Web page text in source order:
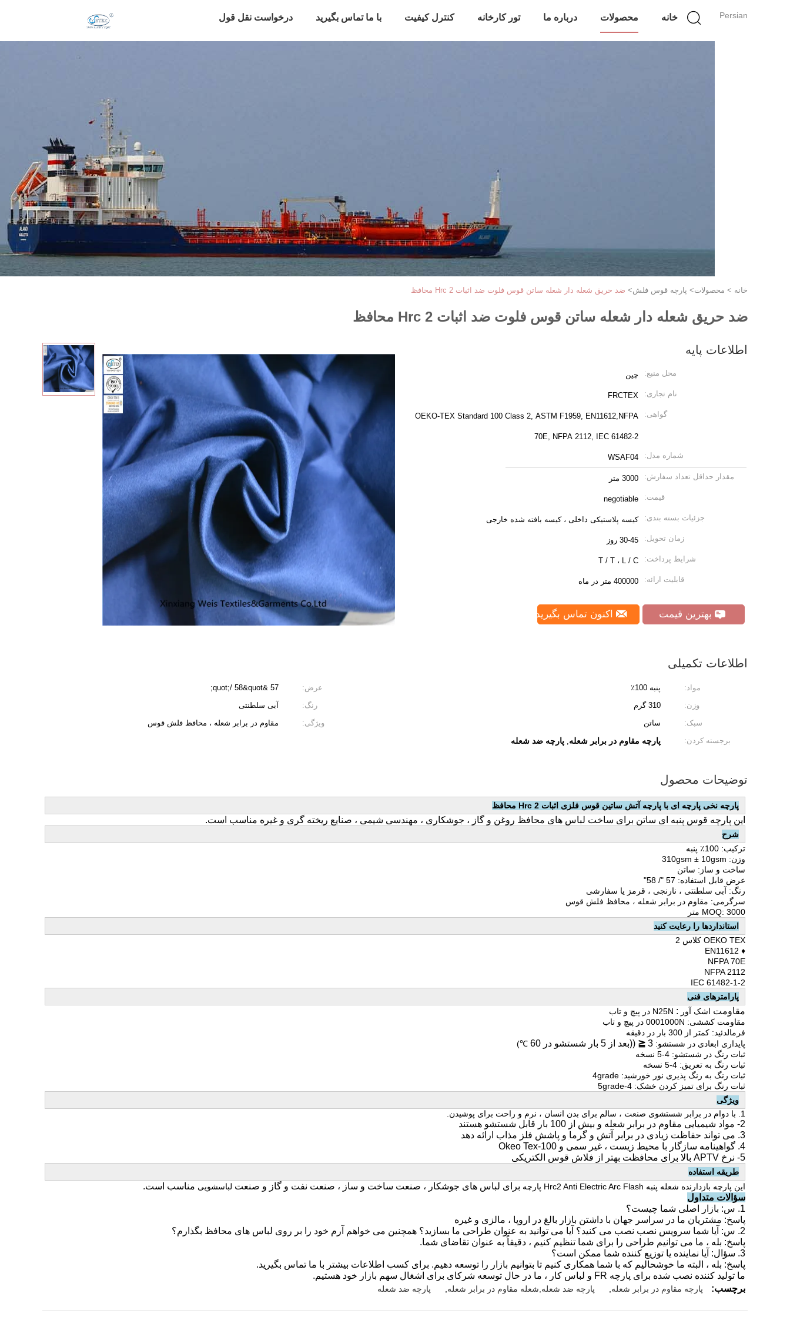
Persian خانه محصولات درباره ما تور کارخانه کنترل کیفیت با ما تماس بگیرید درخواست نقل قول
خانه > محصولات> پارچه قوس فلش> ضد حریق شعله دار شعله ساتن قوس فلوت ضد اثبات Hrc 2 محافظ
ضد حریق شعله دار شعله ساتن قوس فلوت ضد اثبات Hrc 2 محافظ
اطلاعات پایه
محل منبع: چين
نام تجاری: FRCTEX
گواهی: OEKO-TEX Standard 100 Class 2, ASTM F1959, EN11612,NFPA
70E, NFPA 2112, IEC 61482-2
شماره مدل: WSAF04
مقدار حداقل تعداد سفارش: 3000 متر
قیمت: negotiable
جزئیات بسته بندی: کیسه پلاستیکی داخلی ، کیسه بافته شده خارجی
زمان تحویل: 30-45 روز
شرایط پرداخت: T / T ، L / C
قابلیت ارائه: 400000 متر در ماه
بهترین قیمت اکنون تماس بگیرید
اطلاعات تکمیلی
مواد: پنبه 100٪ عرض:
57 &quot;/ 58&quot;
وزن:
310 گرم رنگ:
آبی سلطنتی
سبک:
ساتن ویژگی:
مقاوم در برابر شعله ، محافظ فلش قوس
برجسته کردن:
پارچه مقاوم در برابر شعله, پارچه ضد شعله
توضیحات محصول
پارچه نخی پارچه ای با پارچه آتش ساتین قوس فلزی اثبات Hrc 2 محافظ
این پارچه قوس پنبه ای ساتن برای ساخت لباس های محافظ روغن و گاز ، جوشکاری ، مهندسی شیمی ، صنایع ریخته گری و غیره مناسب است.
شرح
ترکیب: 100٪ پنبه
وزن: 310gsm ± 10gsm
ساخت و ساز: ساتن
عرض قابل استفاده: 57 "/ 58"
رنگ: آبی سلطنتی ، نارنجی ، قرمز یا سفارشی
سرگرمی: مقاوم در برابر شعله ، محافظ فلش قوس
MOQ: 3000 متر
استانداردها را رعایت کنید
OEKO TEX کلاس 2
♦ EN11612
NFPA 70E
NFPA 2112
IEC 61482-1-2
پارامترهای فنی
مقاومت اشک آور : N25N در پیچ و تاب
مقاومت کششی: 0001000N در پیچ و تاب
فرمالدئید: کمتر از 300 بار در دقیقه
پایداری ابعادی در شستشو:
≦ ((بعد از 5 بار شستشو در 60
℃)
ثبات رنگ در شستشو: 4-5 نسخه
ثبات رنگ به تعریق: 4-5 نسخه
ثبات رنگ به رنگ پذیری نور خورشید: 4grade
ثبات رنگ برای تمیز کردن خشک: 4-5grade
ویژگی
1.
با دوام در برابر شستشوی صنعت ، سالم برای بدن انسان ، نرم و راحت برای پوشیدن.
2- مواد شیمیایی مقاوم در برابر شعله و بیش از 100 بار قابل شستشو هستند
3. می تواند حفاظت زیادی در برابر آتش و گرما و پاشش فلز مذاب ارائه دهد
4. گواهینامه سازگار با محیط زیست ، غیر سمی و Okeo Tex-100
5- نرخ APTV بالا برای محافظت بهتر از فلاش قوس الکتریکی
طریقه استفاده
این پارچه بازدارنده شعله پنبه Hrc2 Anti Electric Arc Flash پارچه
برای لباس های جوشکار ، صنعت ساخت و ساز ، صنعت نفت و گاز و صنعت لباسشویی مناسب است.
سؤالات متداول
1. س: بازار اصلی شما چیست؟
پاسخ: مشتریان ما در سراسر جهان با داشتن بازار بالغ در اروپا ، مالزی و غیره
2. س: آیا شما سرویس نصب نصب می کنید؟ آیا می توانید به عنوان طراحی ما بسازید؟ همچنین می خواهم آرم خود را بر روی لباس های محافظ بگذارم؟
پاسخ: بله ، ما می توانیم طراحی را برای شما تنظیم کنیم ، دقیقاً به عنوان تقاضای شما.
3. سؤال: آیا نماینده یا توزیع کننده شما ممکن است؟
پاسخ: بله ، البته ما خوشحالیم که با شما همکاری کنیم تا بتوانیم بازار را توسعه دهیم. برای کسب اطلاعات بیشتر با ما تماس بگیرید.
ما تولید کننده نصب شده برای پارچه FR و لباس کار ، ما در حال توسعه شرکای برای اشغال سهم بازار خود هستیم.
برچسب:
پارچه مقاوم در برابر شعله پارچه ضد شعله,شعله مقاوم در برابر شعله پارچه ضد شعله